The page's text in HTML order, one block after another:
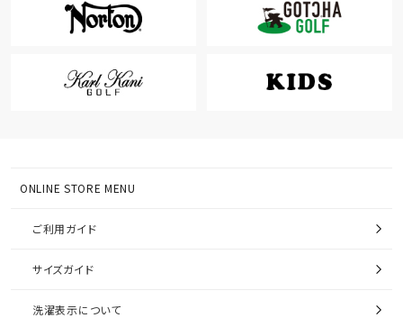
ONLINE STORE MENU
ご利用ガイド
サイズガイド
洗濯表示について